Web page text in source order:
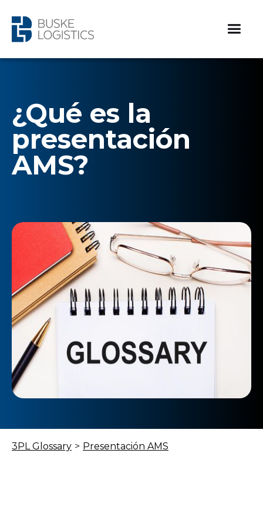
¿Qué es la
presentación
AMS?
3PL Glossary > Presentación AMS